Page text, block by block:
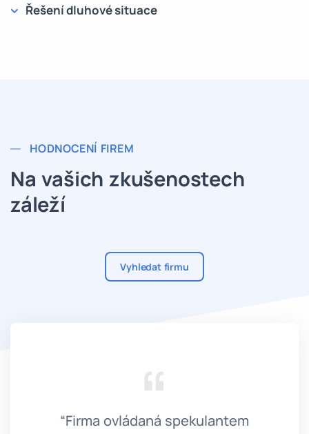
Řešení dluhové situace
HODNOCENÍ FIREM
Na vašich zkušenostech
záleží
Vyhledat firmu
“Firma ovládaná spekulantem